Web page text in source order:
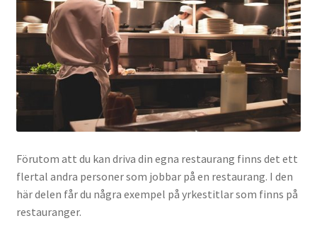
Förutom att du kan driva din egna restaurang finns det ett
flertal andra personer som jobbar på en restaurang. I den
här delen får du några exempel på yrkestitlar som finns på
restauranger.